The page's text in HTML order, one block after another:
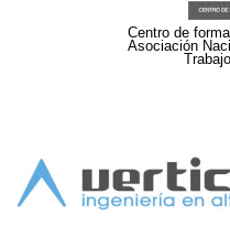
Centro de
Asociación